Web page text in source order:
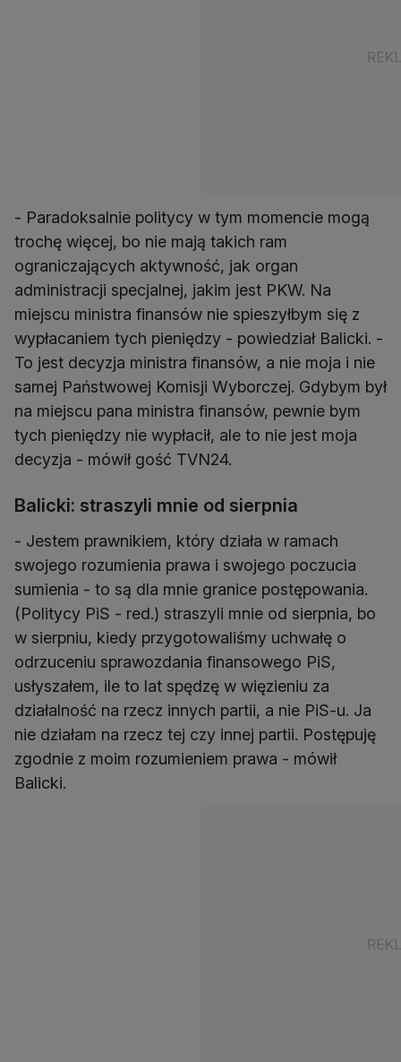
- Paradoksalnie politycy w tym momencie mogą
trochę więcej, bo nie mają takich ram
ograniczających aktywność, jak organ
administracji specjalnej, jakim jest PKW. Na
miejscu ministra finansów nie spieszyłbym się z
wypłacaniem tych pieniędzy - powiedział Balicki. -
To jest decyzja ministra finansów, a nie moja i nie
samej Państwowej Komisji Wyborczej. Gdybym był
na miejscu pana ministra finansów, pewnie bym
tych pieniędzy nie wypłacił, ale to nie jest moja
decyzja - mówił gość TVN24.
Balicki: straszyli mnie od sierpnia
- Jestem prawnikiem, który działa w ramach
swojego rozumienia prawa i swojego poczucia
sumienia - to są dla mnie granice postępowania.
(Politycy PiS - red.) straszyli mnie od sierpnia, bo
w sierpniu, kiedy przygotowaliśmy uchwałę o
odrzuceniu sprawozdania finansowego PiS,
usłyszałem, ile to lat spędzę w więzieniu za
działalność na rzecz innych partii, a nie PiS-u. Ja
nie działam na rzecz tej czy innej partii. Postępuję
zgodnie z moim rozumieniem prawa - mówił
Balicki.